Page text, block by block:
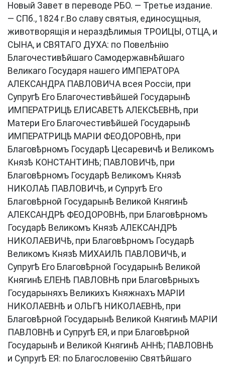
Новый Завет в переводе РБО. — Третье издание.
— СПб., 1824 г.Во славу святыя, единосущныя,
животворящія и нераздѣлимыя ТРОИЦЫ, ОТЦА, и
СЫНА, и СВЯТАГО ДУХА: по Повелѣнію
Благочестивѣйшаго Самодержавнѣйшаго
Великаго Государя нашего ИМПЕРАТОРА
АЛЕКСАНДРА ПАВЛОВИЧА всея Россіи, при
Супругѣ Его Благочестивѣйшей Государынѣ
ИМПЕРАТРИЦѣ ЕЛИСАВЕТѣ АЛЕКСѣЕВНѣ, при
Матери Его Благочестивѣйшей Государынѣ
ИМПЕРАТРИЦѣ МАРІИ ФЕОДОРОВНѣ, при
Благовѣрномъ Государѣ Цесаревичѣ и Великомъ
Князѣ КОНСТАНТИНѣ; ПАВЛОВИЧѣ, при
Благовѣрномъ Государѣ Великомъ Князѣ
НИКОЛАѣ ПАВЛОВИЧѣ, и Супругѣ Его
Благовѣрной Государынѣ Великой Княгинѣ
АЛЕКСАНДРѣ ФЕОДОРОВНѣ, при Благовѣрномъ
Государѣ Великомъ Князѣ АЛЕКСАНДРѣ
НИКОЛАЕВИЧѣ, при Благовѣрномъ Государѣ
Великомъ Князѣ МИХАИЛѣ ПАВЛОВИЧѣ, и
Супругѣ Его Благовѣрной Государынѣ Великой
Княгинѣ ЕЛЕНѣ ПАВЛОВНѣ при Благовѣрныхъ
Государыняхъ Великихъ Княжнахъ МАРІИ
НИКОЛАЕВНѣ и ОЛЬГѣ НИКОЛАЕВНѣ, при
Благовѣрной Государынѣ Великой Княгинѣ МАРІИ
ПАВЛОВНѣ и Супругѣ ЕЯ, и при Благовѣрной
Государынѣ и Великой Княгинѣ АННѣ; ПАВЛОВНѣ
и Супругѣ ЕЯ: по Благословенію Святѣйшаго